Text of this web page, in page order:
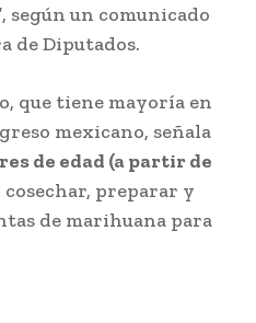
, según un comunicado
de Diputados.
que tiene mayoría en
mexicano, señala
de edad (a partir de
cosechar, preparar y
de marihuana para